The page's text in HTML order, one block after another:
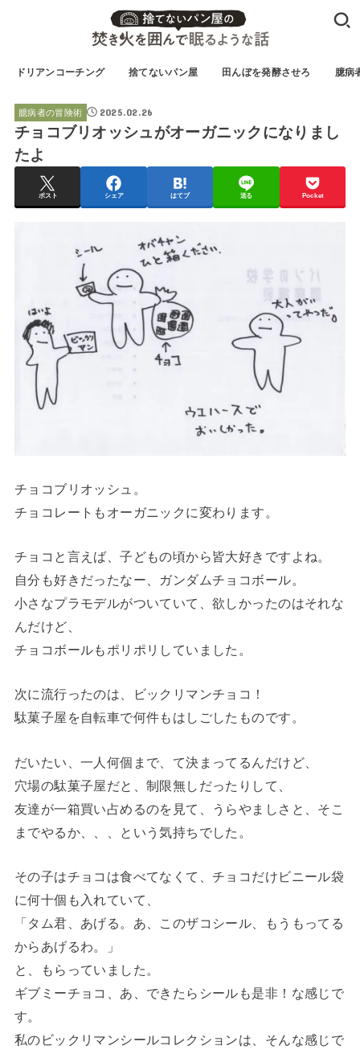
ドリアンコーチング 捨てないパン屋 田んぼを発酵させろ 臆病
臆病者の冒険術 2025.02.26
チョコブリオッシュがオーガニックになりまし
たよ
ポスト シェア はてブ 送る Pocket
チョコブリオッシュ。
チョコレートもオーガニックに変わります。
チョコと言えば、子どもの頃から皆大好きですよね。
自分も好きだったなー、ガンダムチョコボール。
小さなプラモデルがついていて、欲しかったのはそれな
んだけど、
チョコボールもポリポリしていました。
次に流行ったのは、ビックリマンチョコ！
駄菓子屋を自転車で何件もはしごしたものです。
だいたい、一人何個まで、て決まってるんだけど、
穴場の駄菓子屋だと、制限無しだったりして、
友達が一箱買い占めるのを見て、うらやましさと、そこ
までやるか、、、という気持ちでした。
その子はチョコは食べてなくて、チョコだけビニール袋
に何十個も入れていて、
「タム君、あげる。あ、このザコシール、もうもってる
からあげるわ。」
と、もらっていました。
ギブミーチョコ、あ、できたらシールも是非！な感じで
す。
私のビックリマンシールコレクションは、そんな感じで